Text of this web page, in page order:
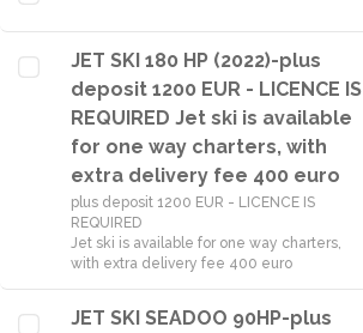
JET SKI 180 HP (2022)-plus
deposit 1200 EUR - LICENCE IS
REQUIRED Jet ski is available
for one way charters, with
extra delivery fee 400 euro
plus deposit 1200 EUR - LICENCE IS
REQUIRED
Jet ski is available for one way charters,
with extra delivery fee 400 euro
JET SKI SEADOO 90HP-plus